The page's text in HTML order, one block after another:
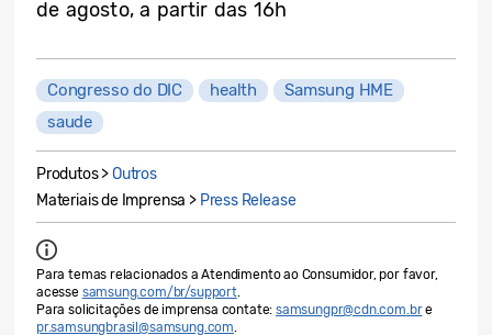
de agosto, a partir das 16h
Congresso do DIC health
Samsung HME
saude
Produtos >Outros
Materiais de Imprensa > Press Release
Para temas relacionados a Atendimento ao Consumidor, por favor,
acesse samsung.com/br/support.
Para solicitações de imprensa contate: samsungpr@cdn.com.bre
pr.samsungbrasil@samsung.com.